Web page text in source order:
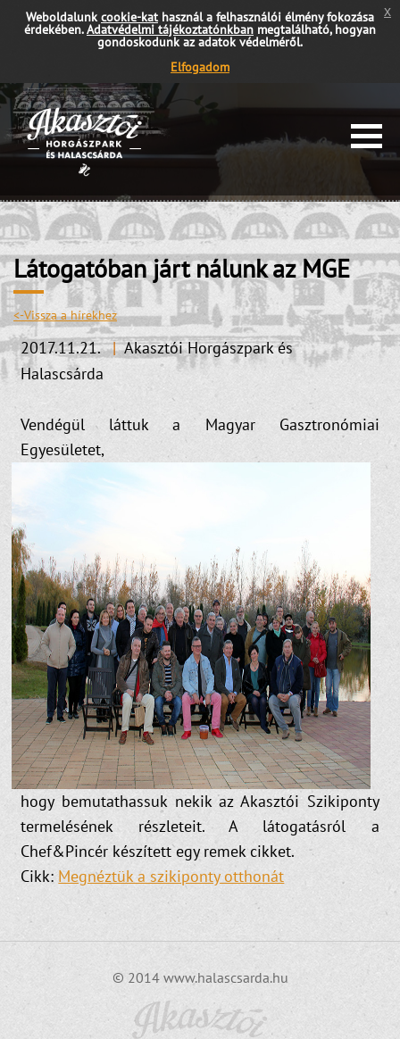
Weboldalunkcookie-kathasznál a felhasználói élmény fokozása
érdekében.Adatvédelmi tájékoztatónkban megtalálható, hogyan
gondoskodunk az adatok védelméről.
Elfogadom
x
Látogatóban járt nálunk az MGE
<-Vissza a hírekhez
2017.11.21.|Akasztói Horgászpark és
Halascsárda
Vendégül láttuk a Magyar Gasztronómiai
Egyesületet,
hogy bemutathassuk nekik az Akasztói Szikiponty
termelésének részleteit. A látogatásról a
Chef&Pincér készített egy remek cikket.
Cikk: Megnéztük a szikiponty otthonát
© 2014 www.halascsarda.hu